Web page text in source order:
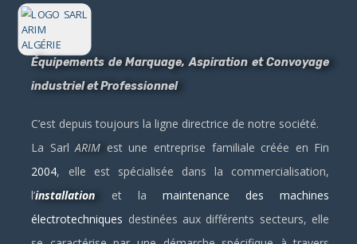
Équipements de Marquage, Aspiration et Convoyage
industriel et Professionnel
C’est depuis toujours la ligne directrice de notre société.
La SarlARIM est une entreprise familiale créée en Fin
2004, elle est spécialisée dans la commercialisation,
l’installation et la maintenance des machines
électrotechniques destinées aux différents secteurs, elle